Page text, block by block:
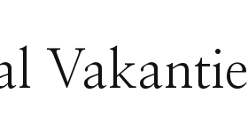
Vakantie